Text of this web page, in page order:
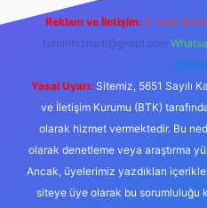
Reklam ve İletişim: E-mail:
forumhizmeti@gmail.com
Yasal Uyarı: Sitemiz, 5651 Sayılı
ve İletişim Kurumu (BTK)
olarak hizmet vermektedir. Bu
olarak denetleme veya araştırma
Ancak, üyelerimiz yazdıkları
siteye üye olarak bu sorumluluğu